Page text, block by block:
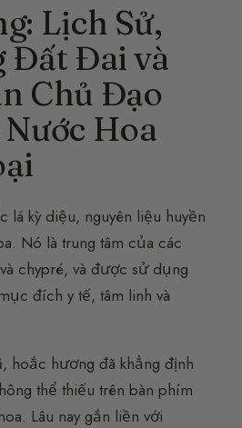
Lịch Sử,
Đất Đai và
Chủ Đạo
Hoa
lá kỳ diệu, nguyên liệu huyền
Nó là trung tâm của các
chypré, và được sử dụng
đích y tế, tâm linh và
hoắc hương đã khẳng định
thể thiếu trên bàn phím
Lâu nay gắn liền với